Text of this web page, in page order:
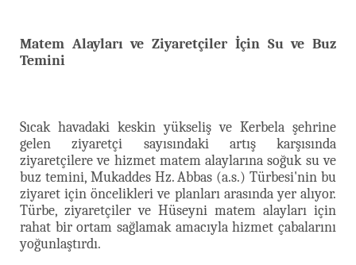
Matem Alayları ve Ziyaretçiler İçin Su ve Buz
Temini
Sıcak havadaki keskin yükseliş ve Kerbela şehrine
gelen ziyaretçi sayısındaki artış karşısında
ziyaretçilere ve hizmet matem alaylarına soğuk su ve
buz temini, Mukaddes Hz. Abbas (a.s.) Türbesi'nin bu
ziyaret için öncelikleri ve planları arasında yer alıyor.
Türbe, ziyaretçiler ve Hüseyni matem alayları için
rahat bir ortam sağlamak amacıyla hizmet çabalarını
yoğunlaştırdı.